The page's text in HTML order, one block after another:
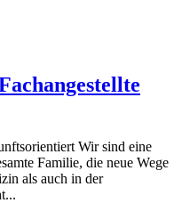
Wir sind eine
Familie, die neue Wege
als auch in der